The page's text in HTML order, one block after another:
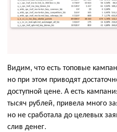
Видим, что есть топовые
но при этом приводят
доступной цене. А есть
тысяч рублей, привела много
но не сработала до целевых
слив денег.